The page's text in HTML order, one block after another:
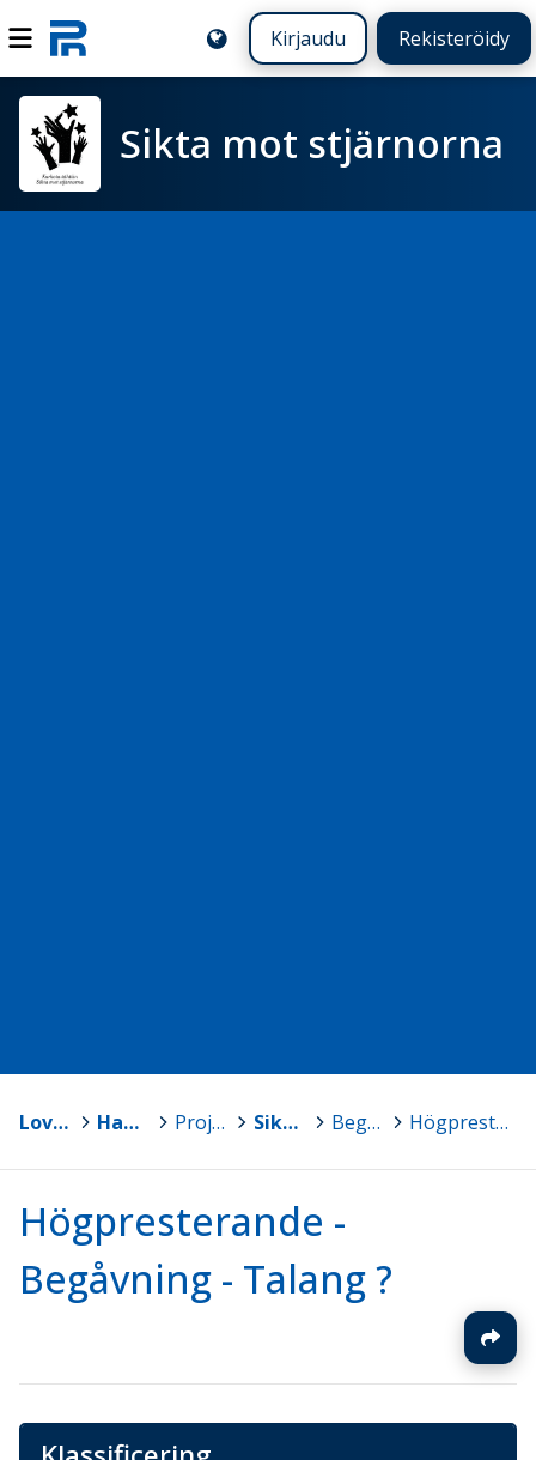
Kirjaudu Rekisteröidy
Sikta mot stjärnorna
Loviisa - Lovisa Hankkeet / Projekt > Projekt [SV] > Sikta mot stjärnorna Begåvningsteorier och motivation Högpresterande - Begåvning - Talang ?
Högpresterande -
Begåvning - Talang ?